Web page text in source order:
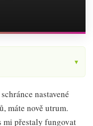
▾
nastavené
máte nově utrum.
mi přestaly fungovat